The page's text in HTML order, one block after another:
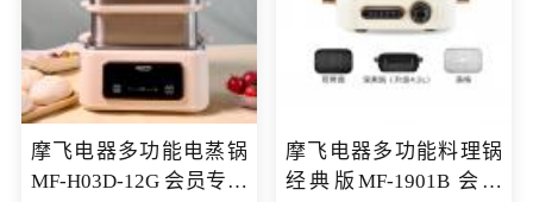
摩飞电器多功能电蒸锅
MF-H03D-12G 会员专享
摩飞电器多功能料理锅
经典版MF-1901B 会员